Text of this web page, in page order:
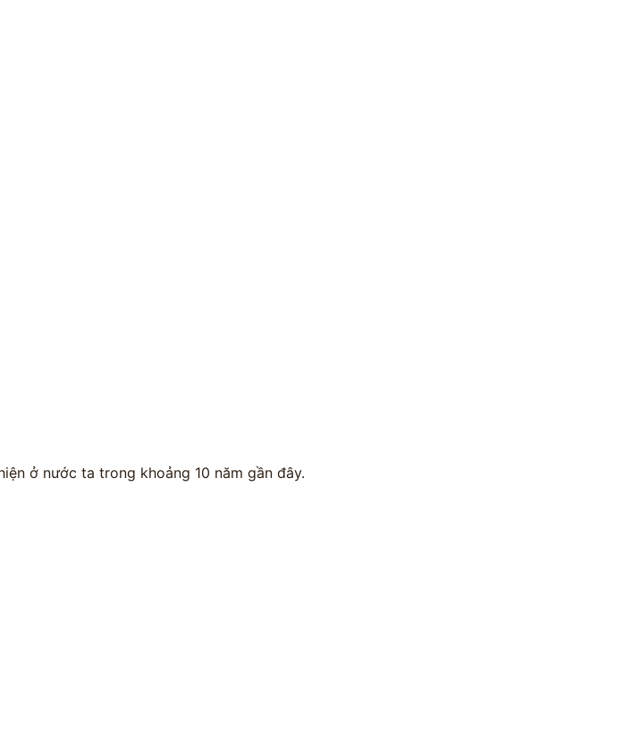
ở nước ta trong khoảng 10 năm gần đây.